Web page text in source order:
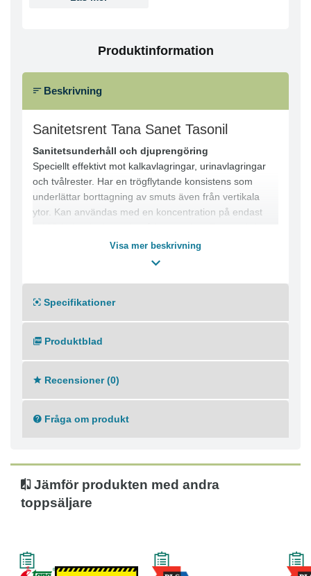
Produktinformation
Beskrivning
Sanitetsrent Tana Sanet Tasonil
Sanitetsunderhåll och djuprengöring
Speciellt effektivt mot kalkavlagringar, urinavlagringar
och tvålrester. Har en trögflytande konsistens som
underlättar borttagning av smuts även från vertikala
ytor. Kan användas med en koncentration på endast
Visa mer beskrivning
Specifikationer
Produktblad
Recensioner (0)
Fråga om produkt
Jämför produkten med andra
toppsäljare